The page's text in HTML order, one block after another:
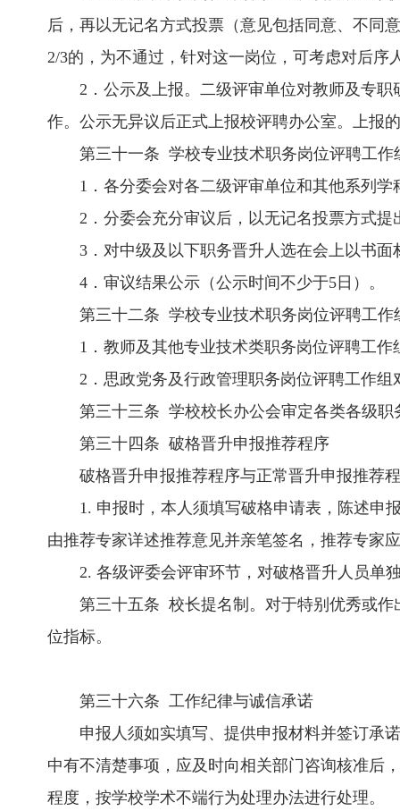
后，再以无记名方式投票（意见包括同意、不同
2/3的，为不通过，针对这一岗位，可考虑对后
2．公示及上报。二级评审单位对教师及专
作。公示无异议后正式上报校评聘办公室。上报
第三十一条 学校专业技术职务岗位评聘工作
1．各分委会对各二级评审单位和其他系列
2．分委会充分审议后，以无记名投票方式
3．对中级及以下职务晋升人选在会上以书
4．审议结果公示（公示时间不少于5日）。
第三十二条 学校专业技术职务岗位评聘工作
1．教师及其他专业技术类职务岗位评聘工
2．思政党务及行政管理职务岗位评聘工作
第三十三条 学校校长办公会审定各类各级职
第三十四条 破格晋升申报推荐程序
破格晋升申报推荐程序与正常晋升申报推荐
1. 申报时，本人须填写破格申请表，陈述申
由推荐专家详述推荐意见并亲笔签名，推荐专家
2. 各级评委会评审环节，对破格晋升人员单
第三十五条 校长提名制。对于特别优秀或
位指标。
第三十六条 工作纪律与诚信承诺
申报人须如实填写、提供申报材料并签订承
中有不清楚事项，应及时向相关部门咨询核准后
程度，按学校学术不端行为处理办法进行处理。